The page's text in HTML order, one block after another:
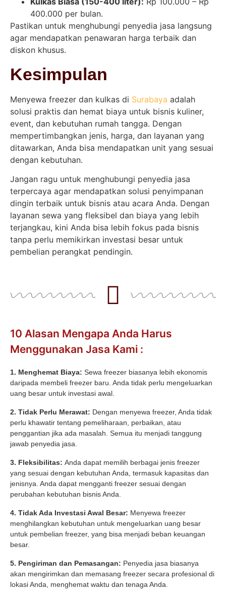
400.000 per bulan.
Pastikan untuk menghubungi penyedia jasa langsung
agar mendapatkan penawaran harga terbaik dan
diskon khusus.
Kesimpulan
Menyewa freezer dan kulkas di Surabaya adalah
solusi praktis dan hemat biaya untuk bisnis kuliner,
event, dan kebutuhan rumah tangga. Dengan
mempertimbangkan jenis, harga, dan layanan yang
ditawarkan, Anda bisa mendapatkan unit yang sesuai
dengan kebutuhan.
Jangan ragu untuk menghubungi penyedia jasa
terpercaya agar mendapatkan solusi penyimpanan
dingin terbaik untuk bisnis atau acara Anda. Dengan
layanan sewa yang fleksibel dan biaya yang lebih
terjangkau, kini Anda bisa lebih fokus pada bisnis
tanpa perlu memikirkan investasi besar untuk
pembelian perangkat pendingin.
10 Alasan Mengapa Anda Harus
Menggunakan Jasa Kami :
1. Menghemat Biaya: Sewa freezer biasanya lebih ekonomis
daripada membeli freezer baru. Anda tidak perlu mengeluarkan
uang besar untuk investasi awal.
2. Tidak Perlu Merawat: Dengan menyewa freezer, Anda tidak
perlu khawatir tentang pemeliharaan, perbaikan, atau
penggantian jika ada masalah. Semua itu menjadi tanggung
jawab penyedia jasa.
3. Fleksibilitas: Anda dapat memilih berbagai jenis freezer
yang sesuai dengan kebutuhan Anda, termasuk kapasitas dan
jenisnya. Anda dapat mengganti freezer sesuai dengan
perubahan kebutuhan bisnis Anda.
4. Tidak Ada Investasi Awal Besar: Menyewa freezer
menghilangkan kebutuhan untuk mengeluarkan uang besar
untuk pembelian freezer, yang bisa menjadi beban keuangan
besar.
5. Pengiriman dan Pemasangan: Penyedia jasa biasanya
akan mengirimkan dan memasang freezer secara profesional di
lokasi Anda, menghemat waktu dan tenaga Anda.